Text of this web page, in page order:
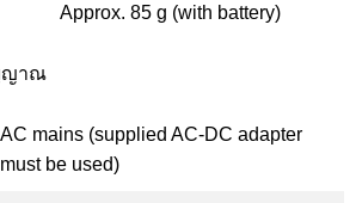
Approx. 85 g (with battery)
ญาณ
AC mains (supplied AC-DC adapter
must be used)